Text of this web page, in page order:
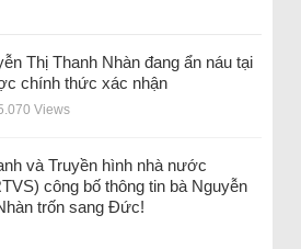
Thị Thanh Nhàn đang ẩn náu tại
chính thức xác nhận
Views
và Truyền hình nhà nước
công bố thông tin bà Nguyễn
trốn sang Đức!